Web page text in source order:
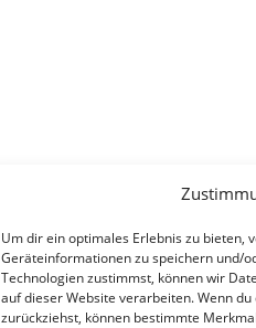
Um dir ein optimales Erlebnis zu bieten,
Geräteinformationen zu speichern und/
Technologien zustimmst, können wir
auf dieser Website verarbeiten. Wenn
zurückziehst, können bestimmte